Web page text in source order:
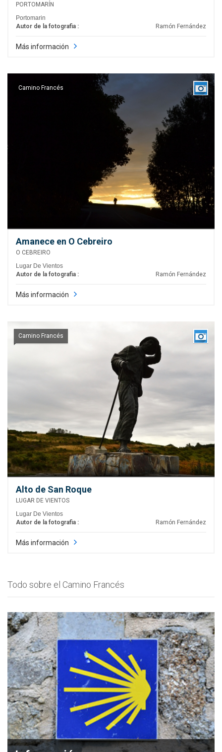
PORTOMARÍN
Portomarin
Autor de la fotografia :
Ramón Fernández
Más información
Camino Francés
Amanece en O Cebreiro
O CEBREIRO
Lugar De Vientos
Autor de la fotografia :
Ramón Fernández
Más información
Camino Francés
Alto de San Roque
LUGAR DE VIENTOS
Lugar De Vientos
Autor de la fotografia :
Ramón Fernández
Más información
Todo sobre el Camino Francés